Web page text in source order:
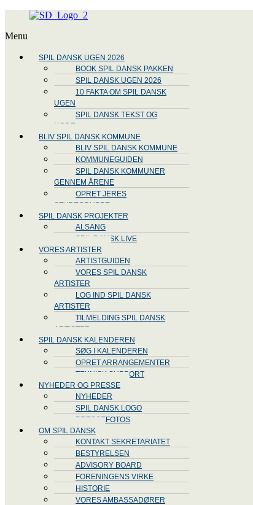
Menu
SPIL DANSK UGEN 2026
BOOK SPIL DANSK PAKKEN
SPIL DANSK UGEN 2026
10 FAKTA OM SPIL DANSK
UGEN
SPIL DANSK TEKST OG
NODE
BLIV SPIL DANSK KOMMUNE
BLIV SPIL DANSK KOMMUNE
KOMMUNEGUIDEN
SPIL DANSK KOMMUNER
GENNEM ÅRENE
OPRET JERES
STYREGRUPPE
SPIL DANSK PROJEKTER
ALSANG
SPIL DANSK LIVE
VORES ARTISTER
ARTISTGUIDEN
VORES SPIL DANSK
ARTISTER
LOG IND SPIL DANSK
ARTISTER
TILMELDING SPIL DANSK
ARTISTER
SPIL DANSK KALENDEREN
SØG I KALENDEREN
OPRET ARRANGEMENTER
TEKNISK SUPPORT
NYHEDER OG PRESSE
NYHEDER
SPIL DANSK LOGO
PRESSEFOTOS
OM SPIL DANSK
KONTAKT SEKRETARIATET
BESTYRELSEN
ADVISORY BOARD
FORENINGENS VIRKE
HISTORIE
VORES AMBASSADØRER